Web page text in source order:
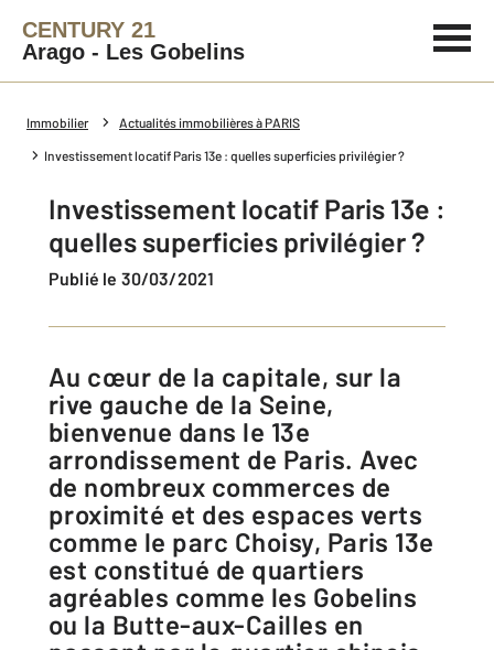
CENTURY 21
Arago - Les Gobelins
Immobilier Actualités immobilières à PARIS
Investissement locatif Paris 13e : quelles superficies privilégier ?
Investissement locatif Paris 13e :
quelles superficies privilégier ?
Publié le 30/03/2021
Au cœur de la capitale, sur la
rive gauche de la Seine,
bienvenue dans le 13e
arrondissement de Paris. Avec
de nombreux commerces de
proximité et des espaces verts
comme le parc Choisy, Paris 13e
est constitué de quartiers
agréables comme les Gobelins
ou la Butte-aux-Cailles en